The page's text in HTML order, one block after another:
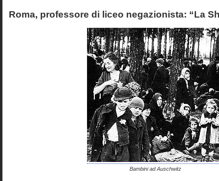
Roma, professore di liceo negazionista: “La
Bambini ad Auschwitz